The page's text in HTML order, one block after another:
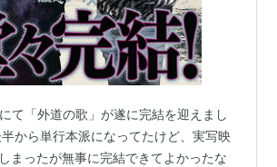
て「外道の歌」が遂に完結を迎えまし
から単行本派になってたけど、実写映
まったが無事に完結できてよかったな